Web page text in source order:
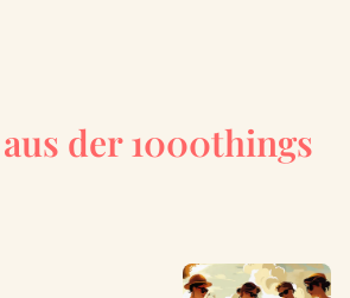
der 1000things